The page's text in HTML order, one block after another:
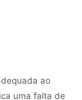
ao
uma falta de